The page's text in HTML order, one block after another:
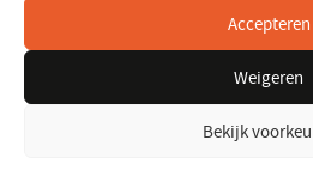
Accepteren
Weigeren
Bekijk
Keurmeester Zeeland
© 2026 Van Acker Hoveniers- en verhuurbedrijf